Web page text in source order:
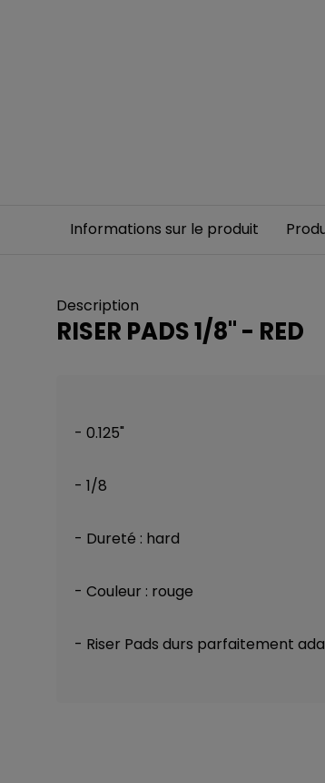
Informations sur le produit
Description
RISER PADS 1/8" - RED
- 0.125"
- 1/8
- Dureté : hard
- Couleur : rouge
- Riser Pads durs parfaitement